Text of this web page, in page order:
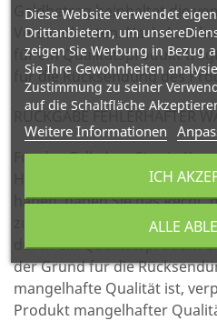
Geldbetrag beinhaltet die
Versandkosten. Nach
für ein Qualitätsprodukt
für die Rücksendung des
RÜCKGABE FEHLERHAFTER
Für den Fall, dass Sie ein
Hygieneprodukt von
haben, haben Sie das
zurückzugeben. Ein
durch ein Qualitätsprodukt
der Grund für die
mangelhafte Qualität ist,
Produkt mangelhafter
Diese Website verwendet
Drittanbietern, um
zeigen Sie Werbung in Bezug
Sie Ihre Gewohnheiten
Zustimmung zu seiner
auf die Schaltfläche
Weitere Informationen
ALLE
ICH